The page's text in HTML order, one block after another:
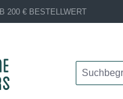
200 € BESTELLWERT